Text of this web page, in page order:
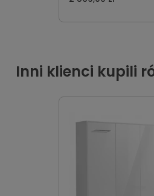
jednoosobowy lub
Inni klienci kupili